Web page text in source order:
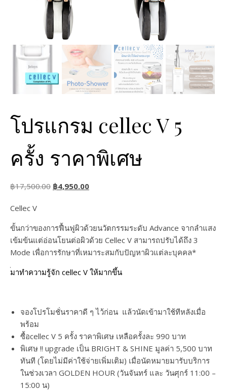
โปรแกรม cellec V 5
ครั้ง ราคาพิเศษ
฿17,500.00 Original price was: ฿17,500.00.
฿4,950.00Current price is: ฿4,950.00.
Cellec V
ขั้นกว่าของการฟื้นฟูผิวด้วยนวัตกรรมระดับ Advance จากลำแสง
เข้มข้นแต่อ่อนโยนต่อผิวด้วย Cellec V สามารถปรับได้ถึง 3
Mode เพื่อการรักษาที่เหมาระสมกับปัญหาผิวแต่ละบุคคล*
๊มาทำความรู้จัก cellec V ให้มากขึ้น
จองโปรโมชั่นราคาดี ๆ ไว้ก่อน แล้วนัดเข้ามาใช้ทีหลังเมื่อ
พร้อม
ซื้อcellec V 5 ครั้ง ราคาพิเศษ เหลือครั้งละ 990 บาท
พิเศษ !! upgrade เป็น BRIGHT & SHINE มูลค่า 5,500 บาท
ทันที (โดยไม่มีค่าใช้จ่ายเพิ่มเติม) เมื่อนัดหมายมารับบริการ
ในช่วงเวลา GOLDEN HOUR (วันจันทร์ และ วันศุกร์ 11:00 –
15:00 น)